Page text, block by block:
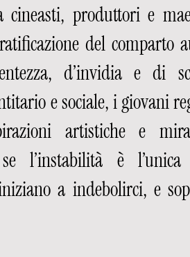
produttori e
del comparto
d’invidia e di
e sociale, i giovani
artistiche e
l’instabilità è l’unica
iniziano a indebolirci, e